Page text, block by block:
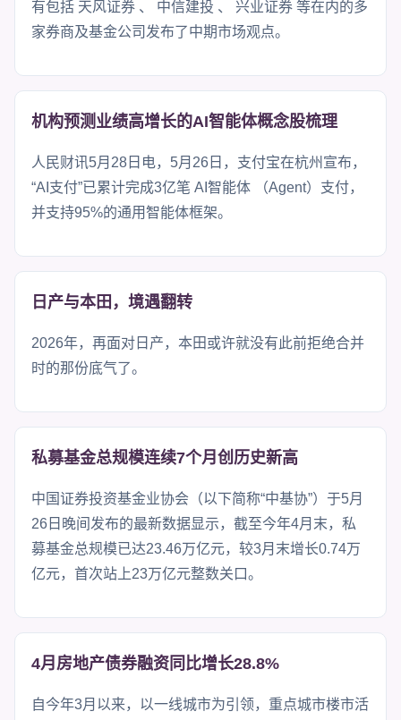
有包括 天风证券 、 中信建投 、 兴业证券 等在内的多
家券商及基金公司发布了中期市场观点。
机构预测业绩高增长的AI智能体概念股梳理
人民财讯5月28日电，5月26日，支付宝在杭州宣布，
“AI支付”已累计完成3亿笔 AI智能体 （Agent）支付，
并支持95%的通用智能体框架。
日产与本田，境遇翻转
2026年，再面对日产，本田或许就没有此前拒绝合并
时的那份底气了。
私募基金总规模连续7个月创历史新高
中国证券投资基金业协会（以下简称“中基协”）于5月
26日晚间发布的最新数据显示，截至今年4月末，私
募基金总规模已达23.46万亿元，较3月末增长0.74万
亿元，首次站上23万亿元整数关口。
4月房地产债券融资同比增长28.8%
自今年3月以来，以一线城市为引领，重点城市楼市活